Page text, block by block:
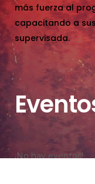
más fuerza al
capacitando a
supervisada.
¡No hay eventos!